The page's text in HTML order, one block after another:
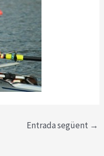
Entrada següent →